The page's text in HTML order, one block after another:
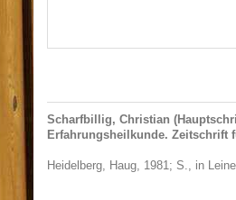
Scharfbillig, Christian
Erfahrungsheilkunde. Zeitschrift
Heidelberg, Haug, 1981; S., in